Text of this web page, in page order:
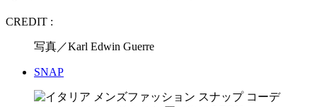
CREDIT :
写真／Karl Edwin Guerre
SNAP